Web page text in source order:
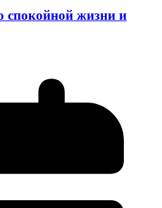
спокойной жизни и